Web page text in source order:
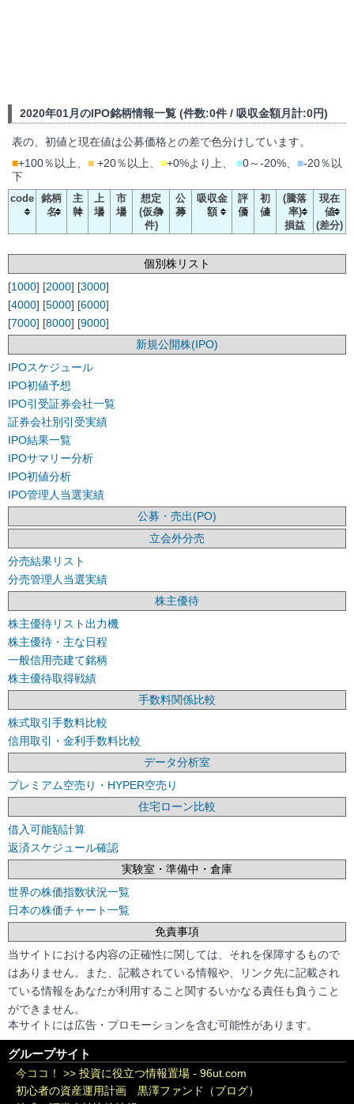
2020年01月のIPO銘柄情報一覧 (件数:0件 / 吸収金額月計:0円)
表の、初値と現在値は公募価格との差で色分けしています。
■+100％以上、 ■ +20％以上、 ■+0%より上、 ■0～-20%、 ■-20％以
下
code 銘柄
名
主
幹
上
場
市
場
想定
(仮条
件)
公
募
吸収金
額
評
価
初
値
(騰落
率)
損益
現在
値
(差分)
個別株リスト
[1000] [2000] [3000]
[4000] [5000] [6000]
[7000] [8000] [9000]
新規公開株(IPO)
IPOスケジュール
IPO初値予想
IPO引受証券会社一覧
証券会社別引受実績
IPO結果一覧
IPOサマリー分析
IPO初値分析
IPO管理人当選実績
公募・売出(PO)
立会外分売
分売結果リスト
分売管理人当選実績
株主優待
株主優待リスト出力機
株主優待・主な日程
一般信用売建て銘柄
株主優待取得戦績
手数料関係比較
株式取引手数料比較
信用取引・金利手数料比較
データ分析室
プレミアム空売り・HYPER空売り
住宅ローン比較
借入可能額計算
返済スケジュール確認
実験室・準備中・倉庫
世界の株価指数状況一覧
日本の株価チャート一覧
免責事項
当サイトにおける内容の正確性に関しては、それを保障するもので
はありません。また、記載されている情報や、リンク先に記載され
ている情報をあなたが利用すること関するいかなる責任も負うこと
ができません。
本サイトには広告・プロモーションを含む可能性があります。
グループサイト
今ココ！ >> 投資に役立つ情報置場 - 96ut.com
初心者の資産運用計画 黒澤ファンド（ブログ）